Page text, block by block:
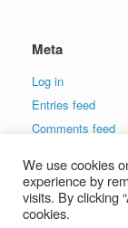
Meta
Log in
Entries feed
Comments feed
We use cookies
experience by
visits. By clicking
cookies.